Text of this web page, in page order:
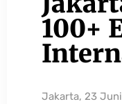
100+
Jakarta, 23